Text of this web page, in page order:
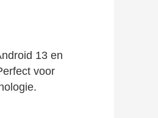
13 en
voor